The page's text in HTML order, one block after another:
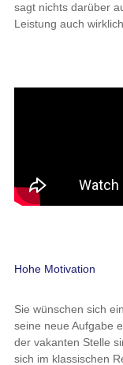
sagt nichts darüber
Leistung auch
Hohe Motivation
Sie wünschen sich
seine neue Aufgabe
der vakanten Stelle
sich im klassischen